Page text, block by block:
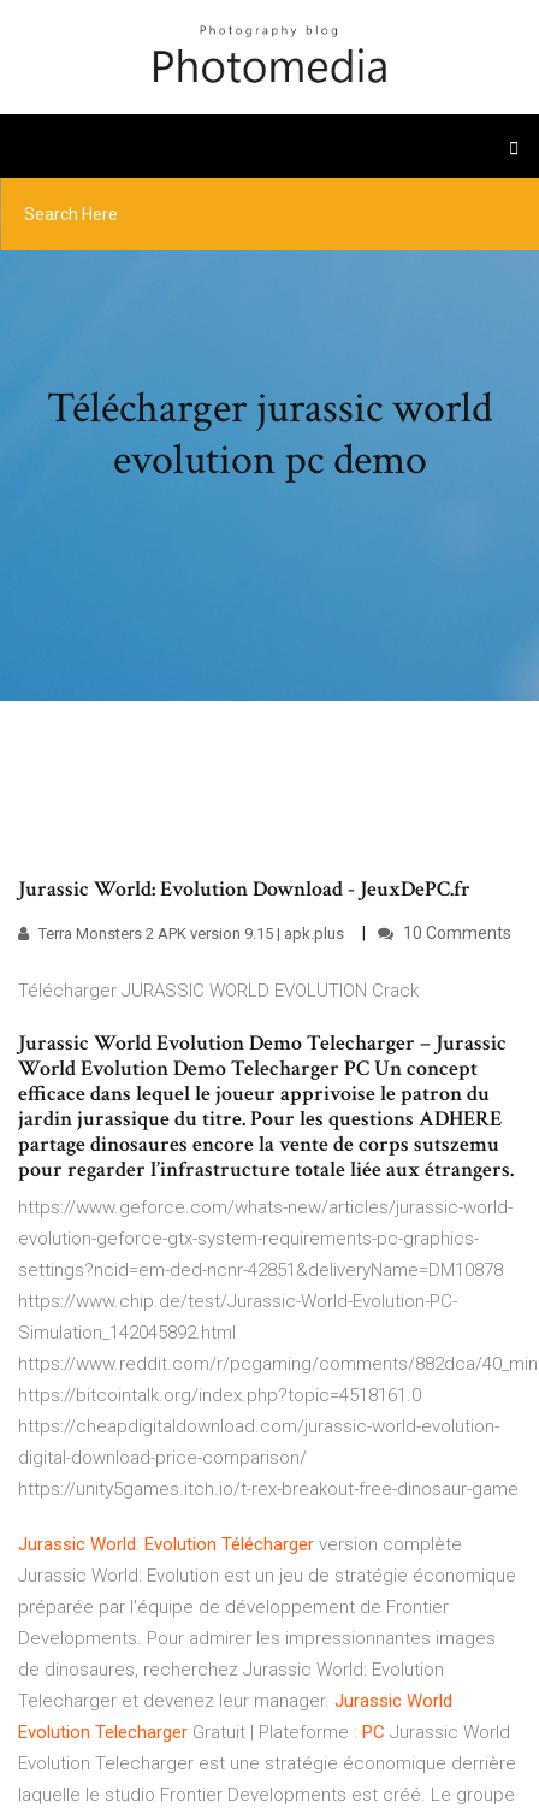
Télécharger jurassic world
evolution pc demo
Jurassic World: Evolution Download - JeuxDePC.fr
Terra Monsters 2 APK version 9.15 | apk.plus 10 Comments
Télécharger JURASSIC WORLD EVOLUTION Crack
Jurassic World Evolution Demo Telecharger – Jurassic
World Evolution Demo Telecharger PC Un concept
efficace dans lequel le joueur apprivoise le patron du
jardin jurassique du titre. Pour les questions ADHERE
partage dinosaures encore la vente de corps sutszemu
pour regarder l’infrastructure totale liée aux étrangers.
https://www.geforce.com/whats-new/articles/jurassic-world-
evolution-geforce-gtx-system-requirements-pc-graphics-
settings?ncid=em-ded-ncnr-42851&deliveryName=DM10878
https://www.chip.de/test/Jurassic-World-Evolution-PC-
Simulation_142045892.html
https://www.reddit.com/r/pcgaming/comments/882dca/
https://bitcointalk.org/index.php?topic=4518161.0
https://cheapdigitaldownload.com/jurassic-world-evolution-
digital-download-price-comparison/
https://unity5games.itch.io/t-rex-breakout-free-dinosaur-game
Jurassic World: Evolution Télécharger version complète
Jurassic World: Evolution est un jeu de stratégie économique
préparée par l'équipe de développement de Frontier
Developments. Pour admirer les impressionnantes images
de dinosaures, recherchez Jurassic World: Evolution
Telecharger et devenez leur manager. Jurassic World
Evolution Telecharger Gratuit | Plateforme : PC Jurassic World
Evolution Telecharger est une stratégie économique derrière
laquelle le studio Frontier Developments est créé. Le groupe